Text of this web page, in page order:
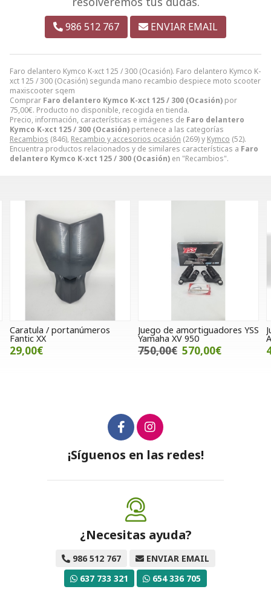
Faro delantero Kymco K-xct 125 / 300 (Ocasión). Faro delantero Kymco K-
xct 125 / 300 (Ocasión) segunda mano recambio despiece moto scooter
maxiscooter sqem
Comprar Faro delantero Kymco K-xct 125 / 300 (Ocasión) por
75,00€. Producto no disponible, recogida en tienda.
Precio, información, características e imágenes de Faro delantero
Kymco K-xct 125 / 300 (Ocasión) pertenece a las categorías
Recambios (846), Recambio y accesorios ocasión (269) y Kymco (52).
Encuentra productos relacionados y de similares características a Faro
delantero Kymco K-xct 125 / 300 (Ocasión) en "Recambios".
986 512 767 ENVIAR EMAIL
Juego de amortiguadores YSS
Yamaha XV 950
750,00€
Juego Separadores quad /
ATV
49,00€
¡Síguenos en las redes!
¿Necesitas ayuda?
986 512 767
ENVIAR EMAIL
637 733 321
654 336 705